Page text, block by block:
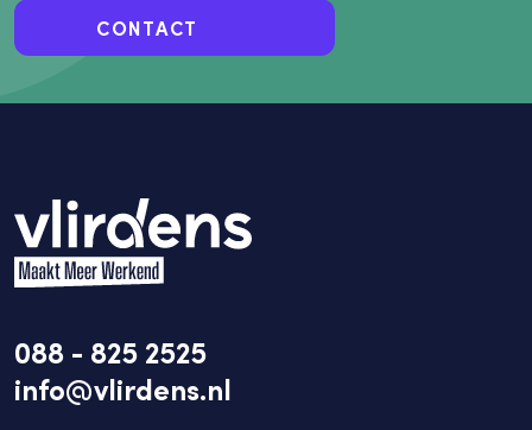
CONTACT
088 - 825 2525
info@vlirdens.nl